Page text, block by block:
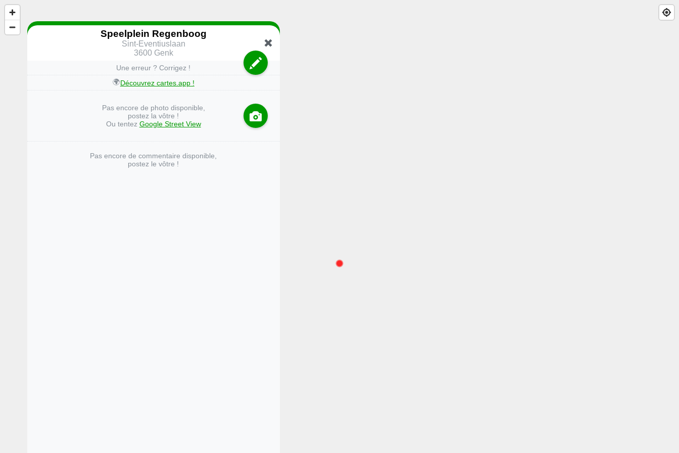
Speelplein Regenboog
Sint-Eventiuslaan
3600 Genk
Une erreur ? Corrigez !
🌍Découvrez cartes.app !
Pas encore de photo disponible,
postez la vôtre !
Ou tentez Google Street View
Pas encore de commentaire disponible,
postez le vôtre !